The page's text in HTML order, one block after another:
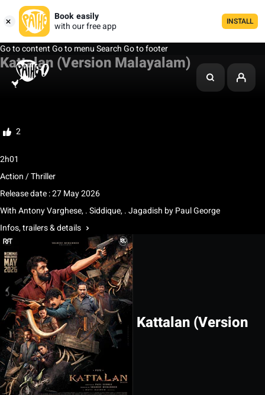
Book easily
with our free app
INSTALL
Go to contentGo to menuSearchGo to footer
Kattalan (Version Malayalam)
My list
2
2h01
Action / Thriller
Release date : 27 May 2026
WithAntony Varghese,. Siddique,. Jagadish byPaul George
Infos, trailers & details
Kattalan (Version